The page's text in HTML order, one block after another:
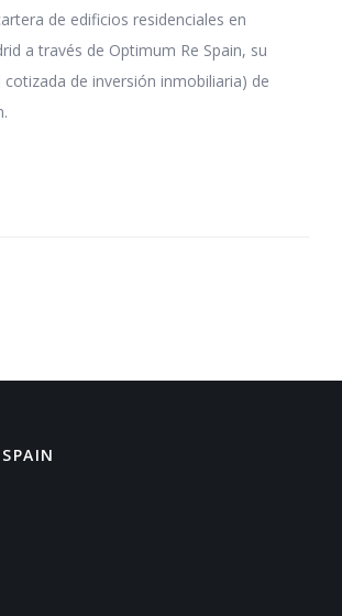
de edificios residenciales en
a través de Optimum Re Spain, su
cotizada de inversión inmobiliaria) de